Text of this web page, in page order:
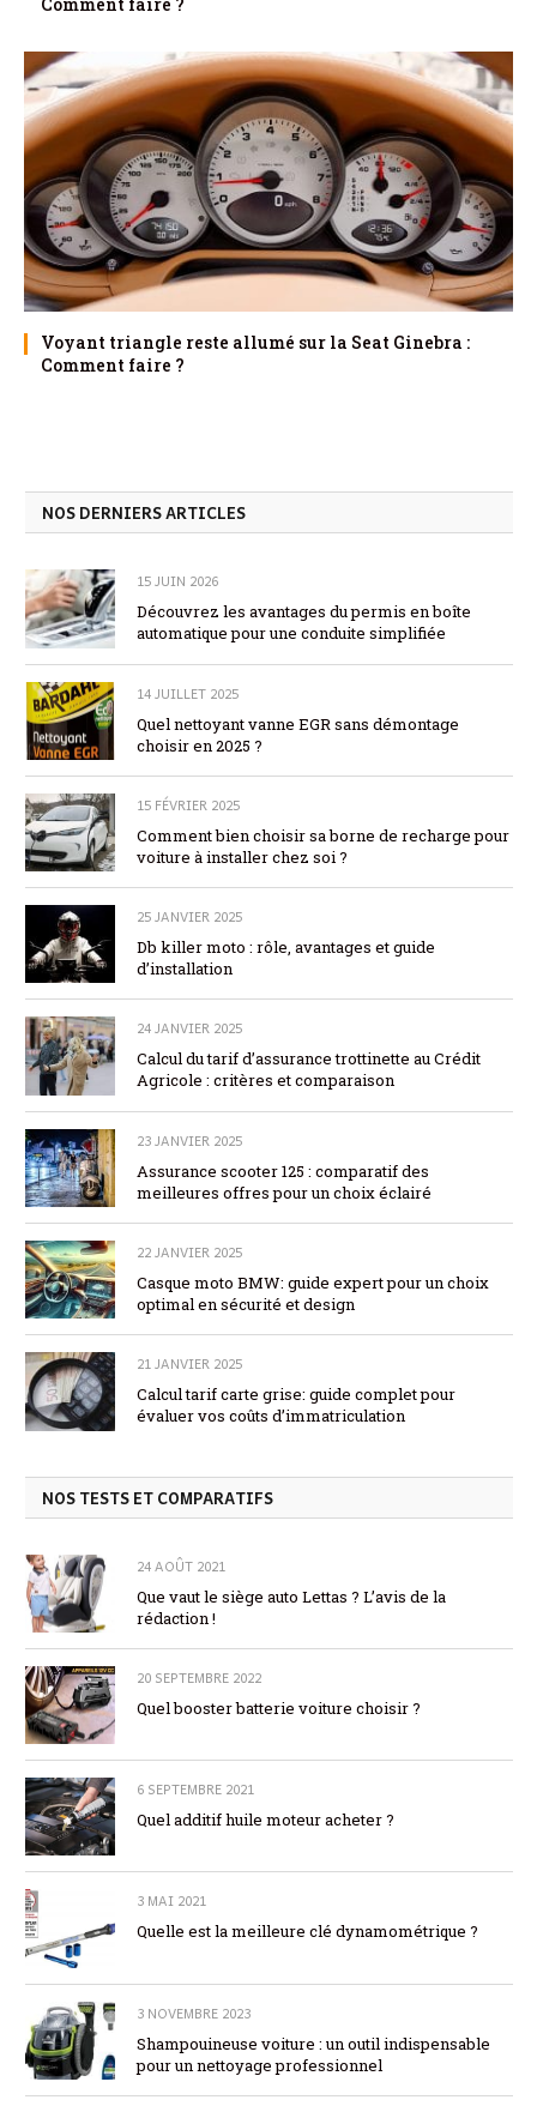
Comment faire ?
Voyant triangle reste allumé sur la Seat Ginebra :
Comment faire ?
NOS DERNIERS ARTICLES
15 JUIN 2026
Découvrez les avantages du permis en boîte
automatique pour une conduite simplifiée
14 JUILLET 2025
Quel nettoyant vanne EGR sans démontage
choisir en 2025 ?
15 FÉVRIER 2025
Comment bien choisir sa borne de recharge pour
voiture à installer chez soi ?
25 JANVIER 2025
Db killer moto : rôle, avantages et guide
d’installation
24 JANVIER 2025
Calcul du tarif d’assurance trottinette au Crédit
Agricole : critères et comparaison
23 JANVIER 2025
Assurance scooter 125 : comparatif des
meilleures offres pour un choix éclairé
22 JANVIER 2025
Casque moto BMW: guide expert pour un choix
optimal en sécurité et design
21 JANVIER 2025
Calcul tarif carte grise: guide complet pour
évaluer vos coûts d’immatriculation
NOS TESTS ET COMPARATIFS
24 AOÛT 2021
Que vaut le siège auto Lettas ? L’avis de la
rédaction !
20 SEPTEMBRE 2022
Quel booster batterie voiture choisir ?
6 SEPTEMBRE 2021
Quel additif huile moteur acheter ?
3 MAI 2021
Quelle est la meilleure clé dynamométrique ?
3 NOVEMBRE 2023
Shampouineuse voiture : un outil indispensable
pour un nettoyage professionnel